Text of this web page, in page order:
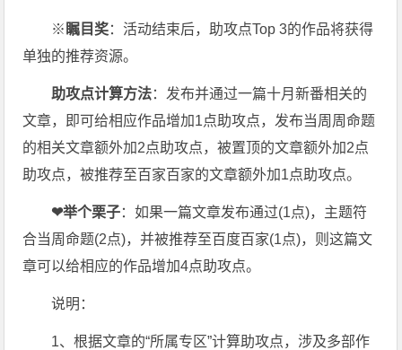
※ 瞩目奖：活动结束后，助攻点Top 3的作品将获得
单独的推荐资源。
助攻点计算方法：发布并通过一篇十月新番相关的
文章，即可给相应作品增加1点助攻点，发布当周周命题
的相关文章额外加2点助攻点，被置顶的文章额外加2点
助攻点，被推荐至百家百家的文章额外加1点助攻点。
❤举个栗子：如果一篇文章发布通过(1点)，主题符
合当周命题(2点)，并被推荐至百度百家(1点)，则这篇文
章可以给相应的作品增加4点助攻点。
说明：
1、根据文章的“所属专区”计算助攻点，涉及多部作